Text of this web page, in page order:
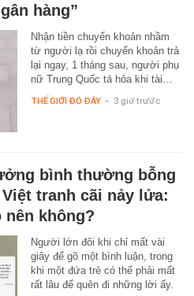
hàng”
Nhận tiền chuyển khoản nhầm
từ người lạ rồi chuyển khoản trả
lại ngay, 1 tháng sau, người phụ
nữ Trung Quốc tá hỏa khi tài…
THẾ GIỚI ĐÓ ĐÂY - 3 giờ trước
bình thường bỗng
tranh cãi nảy lửa:
nên không?
Người lớn đôi khi chỉ mất vài
giây để gõ một bình luận, trong
khi một đứa trẻ có thể phải mất
rất lâu để quên đi những lời ấy.